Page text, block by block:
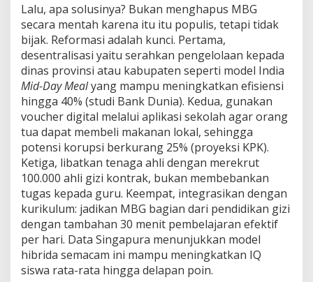
Lalu, apa solusinya? Bukan menghapus MBG
secara mentah karena itu itu populis, tetapi tidak
bijak. Reformasi adalah kunci. Pertama,
desentralisasi yaitu serahkan pengelolaan kepada
dinas provinsi atau kabupaten seperti model India
Mid-Day Mealyang mampu meningkatkan efisiensi
hingga 40% (studi Bank Dunia). Kedua, gunakan
voucher digital melalui aplikasi sekolah agar orang
tua dapat membeli makanan lokal, sehingga
potensi korupsi berkurang 25% (proyeksi KPK).
Ketiga, libatkan tenaga ahli dengan merekrut
100.000 ahli gizi kontrak, bukan membebankan
tugas kepada guru. Keempat, integrasikan dengan
kurikulum: jadikan MBG bagian dari pendidikan gizi
dengan tambahan 30 menit pembelajaran efektif
per hari. Data Singapura menunjukkan model
hibrida semacam ini mampu meningkatkan IQ
siswa rata-rata hingga delapan poin.